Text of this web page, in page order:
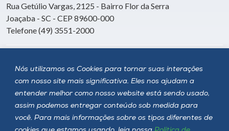
Nós utilizamos os Cookies para tornar suas interações
com nosso site mais significativa. Eles nos ajudam a
entender melhor como nosso website está sendo usado,
assim podemos entregar conteúdo sob medida para
você. Para mais informações sobre os tipos diferentes de
Rua Getúlio Vargas, 2125 - Bairro Flor da Serra
Joaçaba - SC - CEP 89600-000
Telefone (49) 3551-2000
Siga a Unoesc